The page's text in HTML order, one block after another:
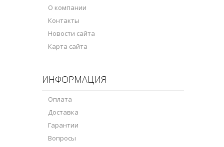
О компании
Контакты
Новости сайта
Карта сайта
ИНФОРМАЦИЯ
Оплата
Доставка
Гарантии
Вопросы